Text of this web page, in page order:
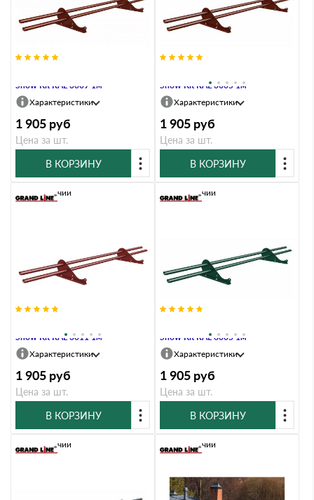
Snow Kit RAL 3009 1м
Характеристики
1 905 руб
Цена за шт.
В КОРЗИНУ
Snow Kit RAL 3005 1м
Характеристики
1 905 руб
Цена за шт.
В КОРЗИНУ
Snow Kit RAL 3011 1м
В наличии
Характеристики
1 905 руб
Цена за шт.
В КОРЗИНУ
Snow Kit RAL 6005 1м
В наличии
Характеристики
1 905 руб
Цена за шт.
В КОРЗИНУ
В наличии В наличии